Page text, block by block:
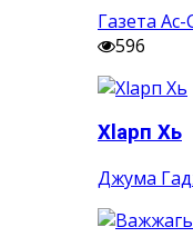
Газета
596
Хlарп Хь
Джума